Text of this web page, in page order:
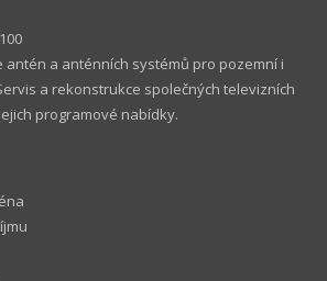
antén a anténních systémů pro pozemní i
a rekonstrukce společných televizních
programové nabídky.